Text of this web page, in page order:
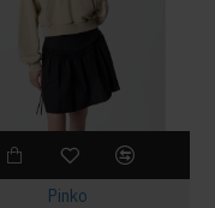
Pinko